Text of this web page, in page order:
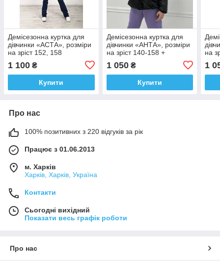
Демісезонна куртка для
дівчинки «АСТА», розміри
на зріст 152, 158
1 100 ₴
Купити
Демісезонна куртка для
дівчинки «АНТА», розміри
на зріст 140-158 +
1 050₴
Купити
на
1
Про нас
100% позитивних з 220 відгуків за рік
Працює з 01.06.2013
м. Харків
Харків, Харків, Україна
Контакти
Сьогодні вихідний
Показати весь графік роботи
Про нас